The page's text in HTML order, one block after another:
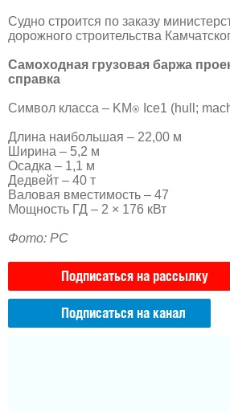
Судно строится по заказу
дорожного строительства
Самоходная грузовая баржа
справка
Символ класса – KM⍟ Ice1 (hull;
Длина наибольшая – 22,00 м
Ширина – 5,2 м
Осадка – 1,1 м
Дедвейт – 40 т
Валовая вместимость – 47
Мощность ГД – 2 × 176 кВт
Фото: РС
Подписаться на рассылку
Подписаться на канал